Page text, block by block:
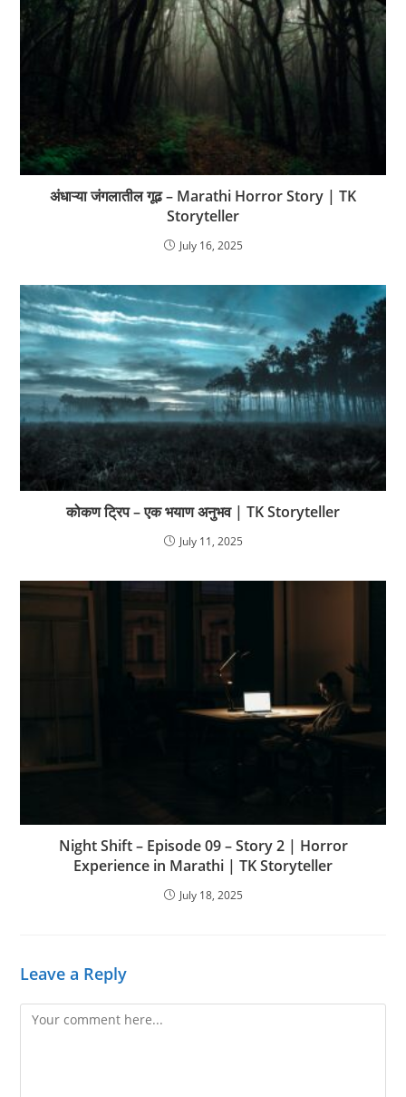
अंधाऱ्या जंगलातील गूढ – Marathi Horror Story | TK
Storyteller
July 16, 2025
कोकण ट्रिप – एक भयाण अनुभव | TK Storyteller
July 11, 2025
Night Shift – Episode 09 – Story 2 | Horror
Experience in Marathi | TK Storyteller
July 18, 2025
Leave a Reply
Comment